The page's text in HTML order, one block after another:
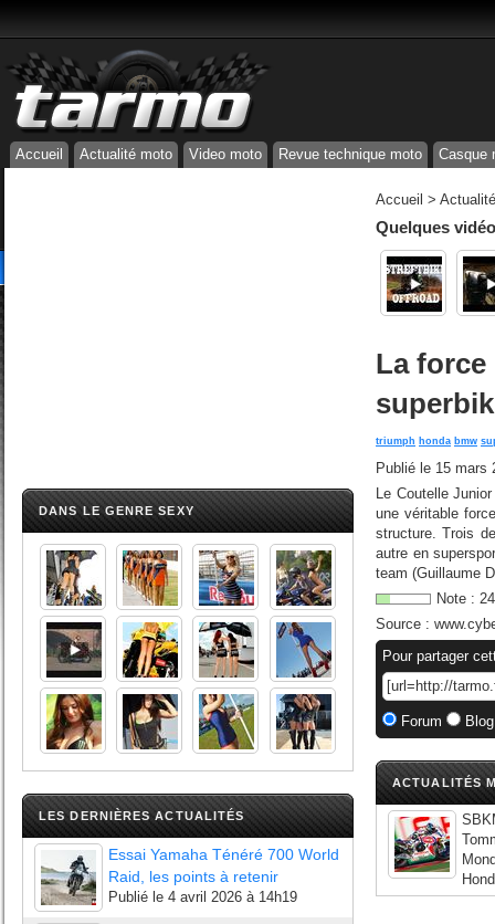
Accueil Actualité moto Video moto Revue technique moto Casque
DANS LE GENRE SEXY
LES DERNIÈRES ACTUALITÉS
Essai Yamaha Ténéré 700 World
Raid, les points à retenir
Publié le 4 avril 2026 à 14h19
Accueil >
Quelques
La force
triumph honda bmw
Publié le 15 mars
Le Coutelle
une véritable
structure. Trois
autre en
team (Guillaume
Note : 24
Source :
Pour partager
Forum
ACTUALITÉS